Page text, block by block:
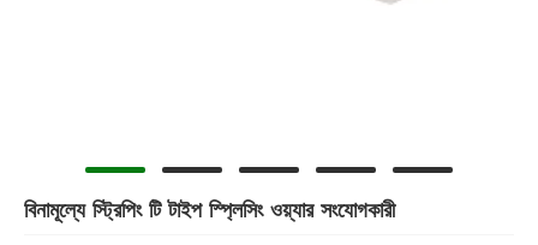
বিনামূল্যে স্ট্রিপিং টি টাইপ স্প্লিসিং ওয়্যার সংযোগকারী